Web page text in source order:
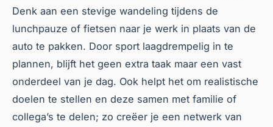
Denk aan een stevige wandeling tijdens de
lunchpauze of fietsen naar je werk in plaats van de
auto te pakken. Door sport laagdrempelig in te
plannen, blijft het geen extra taak maar een vast
onderdeel van je dag. Ook helpt het om realistische
doelen te stellen en deze samen met familie of
collega’s te delen; zo creëer je een netwerk van